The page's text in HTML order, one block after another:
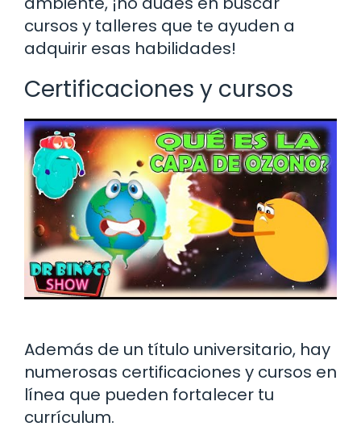
cursos y talleres que te ayuden a
adquirir esas habilidades!
Certificaciones y cursos
Además de un título universitario, hay
numerosas certificaciones y cursos en
línea que pueden fortalecer tu
currículum.